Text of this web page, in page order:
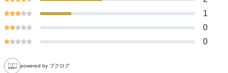
1
0
0
powered by ブクログ